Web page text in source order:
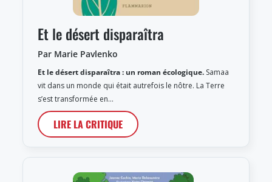
Et le désert disparaîtra
Par Marie Pavlenko
Et le désert disparaîtra : un roman écologique. Samaa
vit dans un monde qui était autrefois le nôtre. La Terre
s’est transformée en…
LIRE LA CRITIQUE